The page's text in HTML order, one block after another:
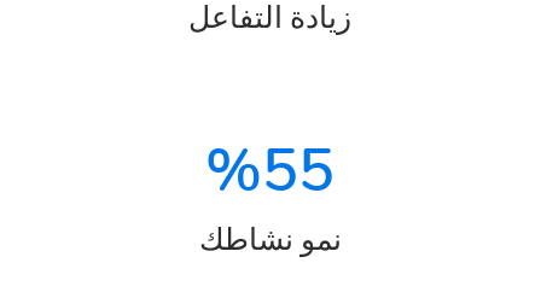
زيادة التفاعل
55
%
نمو نشاطك